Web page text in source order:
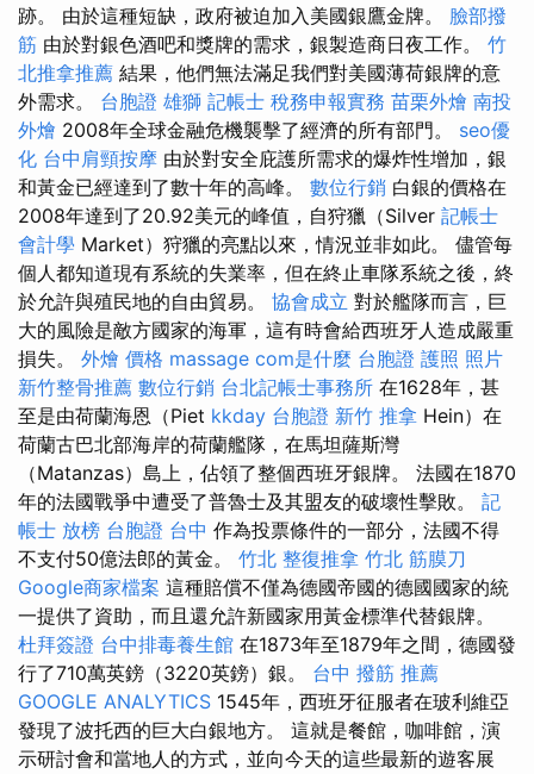
跡。 由於這種短缺，政府被迫加入美國銀鷹金牌。 臉部撥
筋 由於對銀色酒吧和獎牌的需求，銀製造商日夜工作。 竹
北推拿推薦 結果，他們無法滿足我們對美國薄荷銀牌的意
外需求。 台胞證 雄獅 記帳士 稅務申報實務 苗栗外燴 南投
外燴 2008年全球金融危機襲擊了經濟的所有部門。 seo優
化 台中肩頸按摩 由於對安全庇護所需求的爆炸性增加，銀
和黃金已經達到了數十年的高峰。 數位行銷 白銀的價格在
2008年達到了20.92美元的峰值，自狩獵（Silver 記帳士
會計學 Market）狩獵的亮點以來，情況並非如此。 儘管每
個人都知道現有系統的失業率，但在終止車隊系統之後，終
於允許與殖民地的自由貿易。 協會成立 對於艦隊而言，巨
大的風險是敵方國家的海軍，這有時會給西班牙人造成嚴重
損失。 外燴 價格 massage com是什麼 台胞證 護照 照片
新竹整骨推薦 數位行銷 台北記帳士事務所 在1628年，甚
至是由荷蘭海恩（Piet kkday 台胞證 新竹 推拿 Hein）在
荷蘭古巴北部海岸的荷蘭艦隊，在馬坦薩斯灣
（Matanzas）島上，佔領了整個西班牙銀牌。 法國在1870
年的法國戰爭中遭受了普魯士及其盟友的破壞性擊敗。 記
帳士 放榜 台胞證 台中 作為投票條件的一部分，法國不得
不支付50億法郎的黃金。 竹北 整復推拿 竹北 筋膜刀
Google商家檔案 這種賠償不僅為德國帝國的德國國家的統
一提供了資助，而且還允許新國家用黃金標準代替銀牌。
杜拜簽證 台中排毒養生館 在1873年至1879年之間，德國發
行了710萬英鎊（3220英鎊）銀。 台中 撥筋 推薦
GOOGLE ANALYTICS 1545年，西班牙征服者在玻利維亞
發現了波托西的巨大白銀地方。 這就是餐館，咖啡館，演
示研討會和當地人的方式，並向今天的這些最新的遊客展